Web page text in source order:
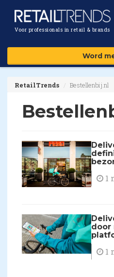
Voor professionals in retail & brands
Word
RetailTrends Bestellenbij.nl
1
door
1